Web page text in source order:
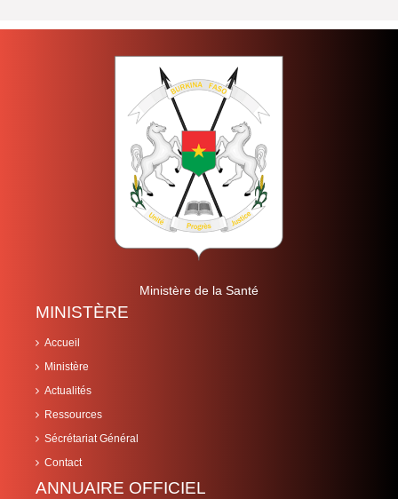
Ministère de la Santé
MINISTÈRE
Accueil
Ministère
Actualités
Ressources
Sécrétariat Général
Contact
ANNUAIRE OFFICIEL